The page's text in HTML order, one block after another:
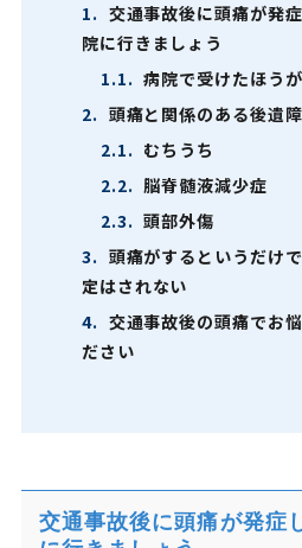
1. 交通事故後に頭痛が発
院に行きましょう
1.1. 病院で受けたほう
2. 頭痛と関係のある後遺
2.1. むちうち
2.2. 脳脊髄液減少症
2.3. 頭部外傷
3. 頭痛がするというだけ
定はされない
4. 交通事故後の頭痛でお
ださい
交通事故後に頭痛が発症